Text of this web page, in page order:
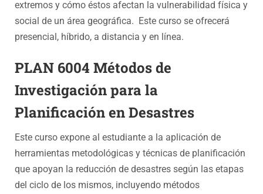
extremos y cómo éstos afectan la vulnerabilidad física y
social de un área geográfica. Este curso se ofrecerá
presencial, híbrido, a distancia y en línea.
PLAN 6004 Métodos de
Investigación para la
Planificación en Desastres
Este curso expone al estudiante a la aplicación de
herramientas metodológicas y técnicas de planificación
que apoyan la reducción de desastres según las etapas
del ciclo de los mismos, incluyendo métodos